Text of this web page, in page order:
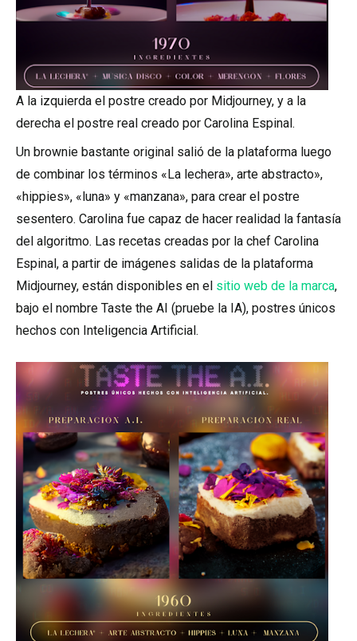
A la izquierda el postre creado por Midjourney, y a la
derecha el postre real creado por Carolina Espinal.
Un brownie bastante original salió de la plataforma luego
de combinar los términos «La lechera», arte abstracto»,
«hippies», «luna» y «manzana», para crear el postre
sesentero. Carolina fue capaz de hacer realidad la fantasía
del algoritmo. Las recetas creadas por la chef Carolina
Espinal, a partir de imágenes salidas de la plataforma
Midjourney, están disponibles en el sitio web de la marca,
bajo el nombre Taste the AI (pruebe la IA), postres únicos
hechos con Inteligencia Artificial.